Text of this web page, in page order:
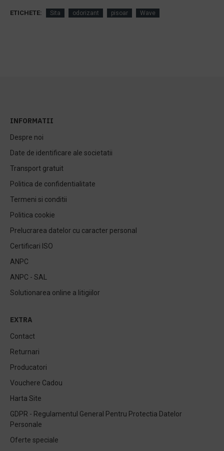
ETICHETE: Sita odorizant pisoar Wave
INFORMATII
Despre noi
Date de identificare ale societatii
Transport gratuit
Politica de confidentialitate
Termeni si conditii
Politica cookie
Prelucrarea datelor cu caracter personal
Certificari ISO
ANPC
ANPC - SAL
Solutionarea online a litigiilor
EXTRA
Contact
Returnari
Producatori
Vouchere Cadou
Harta Site
GDPR - Regulamentul General Pentru Protectia Datelor
Personale
Oferte speciale